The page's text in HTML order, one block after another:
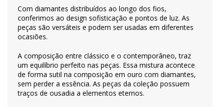
Com diamantes distribuídos ao longo dos fios,
conferimos ao design sofisticação e pontos de luz. As
peças são versáteis e podem ser usadas em diferentes
ocasiões.
A composição entre clássico e o contemporâneo, traz
um equilíbrio perfeito nas peças. Essa mistura acontece
de forma sutil na composição em ouro com diamantes,
sem perder a essência. As peças da coleção possuem
traços de ousadia a elementos eternos.